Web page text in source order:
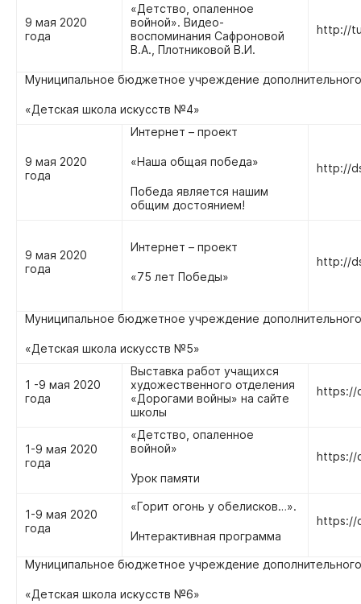
9 мая 2020
года
«Детство, опаленное
войной». Видео-
воспоминания Сафроновой
В.А., Плотниковой В.И.
http://
Муниципальное бюджетное учреждение
«Детская школа искусств №4»
9 мая 2020
года
Интернет – проект
«Наша общая победа»
Победа является нашим
общим достоянием!
http://
9 мая 2020
года
Интернет – проект
«75 лет Победы»
http://
Муниципальное бюджетное учреждение
«Детская школа искусств №5»
1 -9 мая 2020
года
Выставка работ учащихся
художественного отделения
«Дорогами войны» на сайте
школы
https://
1-9 мая 2020
года
«Детство, опаленное
войной»
Урок памяти
https://
1-9 мая 2020
года
«Горит огонь у обелисков…».
Интерактивная программа
https://
Муниципальное бюджетное учреждение
«Детская школа искусств №6»